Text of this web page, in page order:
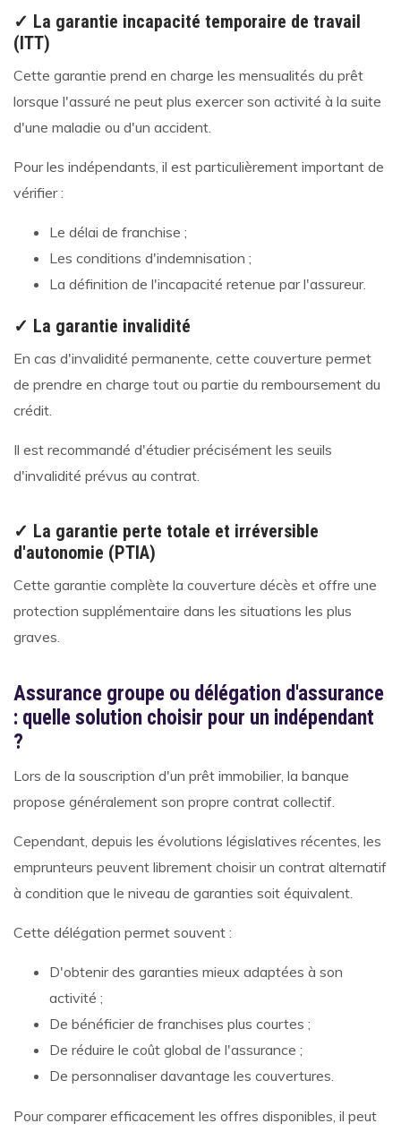
✓ La garantie incapacité temporaire de travail
(ITT)
Cette garantie prend en charge les mensualités du prêt
lorsque l'assuré ne peut plus exercer son activité à la suite
d'une maladie ou d'un accident.
Pour les indépendants, il est particulièrement important de
vérifier :
Le délai de franchise ;
Les conditions d'indemnisation ;
La définition de l'incapacité retenue par l'assureur.
✓ La garantie invalidité
En cas d'invalidité permanente, cette couverture permet
de prendre en charge tout ou partie du remboursement du
crédit.
Il est recommandé d'étudier précisément les seuils
d'invalidité prévus au contrat.
✓ La garantie perte totale et irréversible
d'autonomie (PTIA)
Cette garantie complète la couverture décès et offre une
protection supplémentaire dans les situations les plus
graves.
Assurance groupe ou délégation d'assurance
: quelle solution choisir pour un indépendant
?
Lors de la souscription d'un prêt immobilier, la banque
propose généralement son propre contrat collectif.
Cependant, depuis les évolutions législatives récentes, les
emprunteurs peuvent librement choisir un contrat alternatif
à condition que le niveau de garanties soit équivalent.
Cette délégation permet souvent :
D'obtenir des garanties mieux adaptées à son
activité ;
De bénéficier de franchises plus courtes ;
De réduire le coût global de l'assurance ;
De personnaliser davantage les couvertures.
Pour comparer efficacement les offres disponibles, il peut